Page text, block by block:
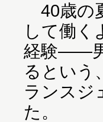
40歳の
して働く
経験――
るという
ランスジ
た。